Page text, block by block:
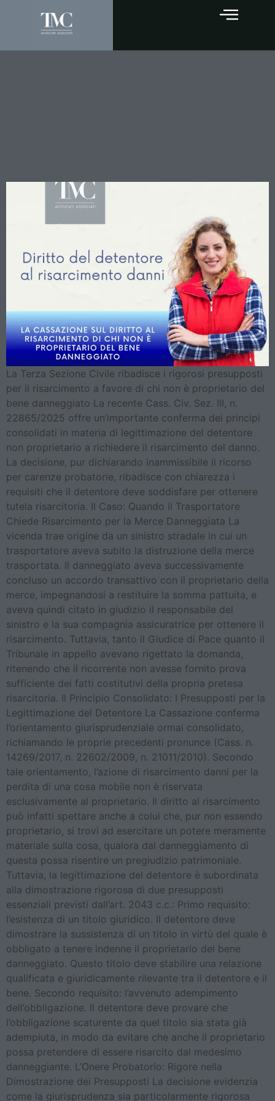
La Terza Sezione Civile ribadisce i rigorosi presupposti
per il risarcimento a favore di chi non è proprietario del
bene danneggiato La recente Cass. Civ. Sez. III, n.
22865/2025 offre un’importante conferma dei principi
consolidati in materia di legittimazione del detentore
non proprietario a richiedere il risarcimento del danno.
La decisione, pur dichiarando inammissibile il ricorso
per carenze probatorie, ribadisce con chiarezza i
requisiti che il detentore deve soddisfare per ottenere
tutela risarcitoria. Il Caso: Quando il Trasportatore
Chiede Risarcimento per la Merce Danneggiata La
vicenda trae origine da un sinistro stradale in cui un
trasportatore aveva subito la distruzione della merce
trasportata. Il danneggiato aveva successivamente
concluso un accordo transattivo con il proprietario della
merce, impegnandosi a restituire la somma pattuita, e
aveva quindi citato in giudizio il responsabile del
sinistro e la sua compagnia assicuratrice per ottenere il
risarcimento. Tuttavia, tanto il Giudice di Pace quanto il
Tribunale in appello avevano rigettato la domanda,
ritenendo che il ricorrente non avesse fornito prova
sufficiente dei fatti costitutivi della propria pretesa
risarcitoria. Il Principio Consolidato: I Presupposti per la
Legittimazione del Detentore La Cassazione conferma
l’orientamento giurisprudenziale ormai consolidato,
richiamando le proprie precedenti pronunce (Cass. n.
14269/2017, n. 22602/2009, n. 21011/2010). Secondo
tale orientamento, l’azione di risarcimento danni per la
perdita di una cosa mobile non è riservata
esclusivamente al proprietario. Il diritto al risarcimento
può infatti spettare anche a colui che, pur non essendo
proprietario, si trovi ad esercitare un potere meramente
materiale sulla cosa, qualora dal danneggiamento di
questa possa risentire un pregiudizio patrimoniale.
Tuttavia, la legittimazione del detentore è subordinata
alla dimostrazione rigorosa di due presupposti
essenziali previsti dall’art. 2043 c.c.: Primo requisito:
l’esistenza di un titolo giuridico. Il detentore deve
dimostrare la sussistenza di un titolo in virtù del quale è
obbligato a tenere indenne il proprietario del bene
danneggiato. Questo titolo deve stabilire una relazione
qualificata e giuridicamente rilevante tra il detentore e il
bene. Secondo requisito: l’avvenuto adempimento
dell’obbligazione. Il detentore deve provare che
l’obbligazione scaturente da quel titolo sia stata già
adempiuta, in modo da evitare che anche il proprietario
possa pretendere di essere risarcito dal medesimo
danneggiante. L’Onere Probatorio: Rigore nella
Dimostrazione dei Presupposti La decisione evidenzia
come la giurisprudenza sia particolarmente rigorosa